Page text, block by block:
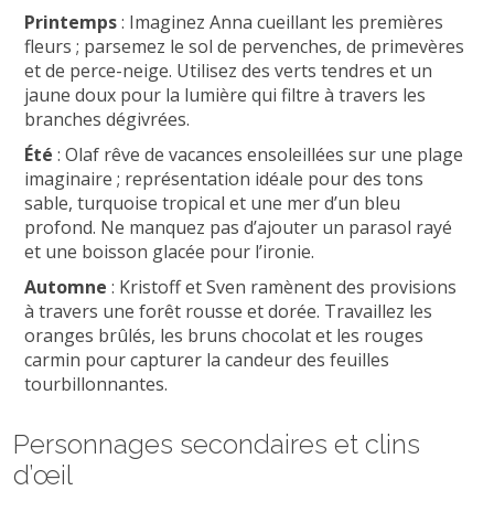
Printemps: Imaginez Anna cueillant les premières
fleurs ; parsemez le sol de pervenches, de primevères
et de perce-neige. Utilisez des verts tendres et un
jaune doux pour la lumière qui filtre à travers les
branches dégivrées.
Été : Olaf rêve de vacances ensoleillées sur une plage
imaginaire ; représentation idéale pour des tons
sable, turquoise tropical et une mer d’un bleu
profond. Ne manquez pas d’ajouter un parasol rayé
et une boisson glacée pour l’ironie.
Automne : Kristoff et Sven ramènent des provisions
à travers une forêt rousse et dorée. Travaillez les
oranges brûlés, les bruns chocolat et les rouges
carmin pour capturer la candeur des feuilles
tourbillonnantes.
Personnages secondaires et clins
d’œil